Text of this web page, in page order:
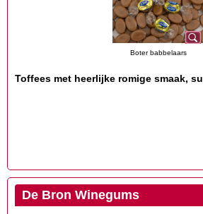
Boter babbelaars
Toffees met heerlijke romige smaak,
De Bron Winegums